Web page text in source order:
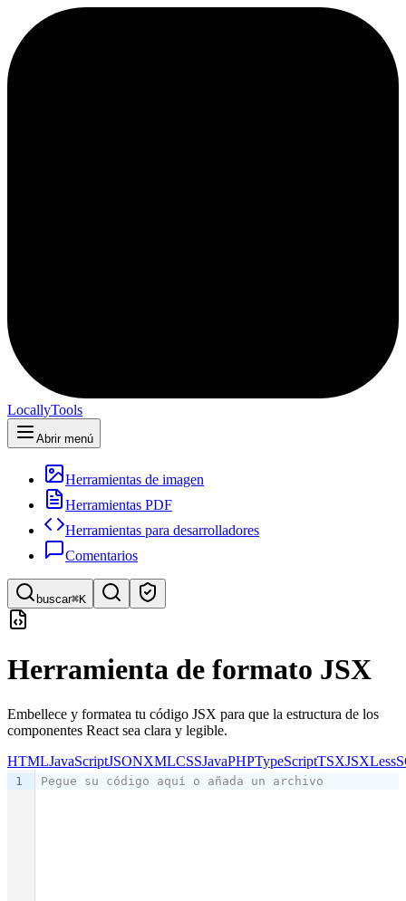
LocallyTools
Abrir menú
Herramientas de imagen
Herramientas PDF
Herramientas para desarrolladores
Comentarios
buscar⌘K
Buscar herramientas
Búsqueda rápida de herramientas
Herramienta de formato JSX
Embellece y formatea tu código JSX para que la estructura de los
componentes React sea clara y legible.
HTMLJavaScriptJSONXMLCSSJavaPHPTypeScriptTSXJSXLess
1 Pegue su código aquí o añada un archivo